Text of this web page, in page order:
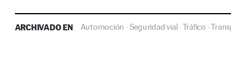
ARCHIVADO EN Automoción ·Seguridad vial ·Tráfico ·